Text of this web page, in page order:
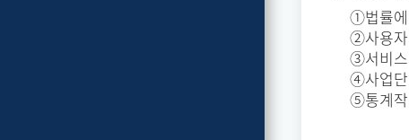
①법률에
②사용
③서비스
④사업단
⑤통계작